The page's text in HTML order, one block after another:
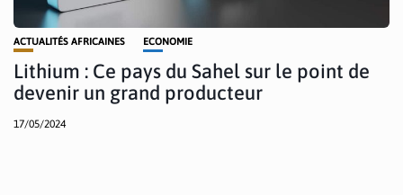
ACTUALITÉS AFRICAINES ECONOMIE
Lithium : Ce pays du Sahel sur le point de
devenir un grand producteur
17/05/2024